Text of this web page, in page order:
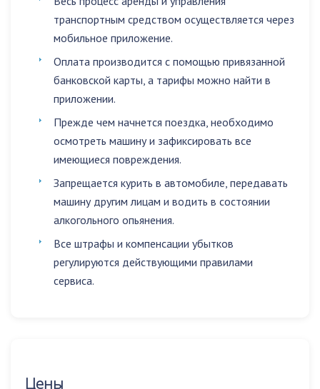
транспортным средством осуществляется через
мобильное приложение.
Оплата производится с помощью привязанной
банковской карты, а тарифы можно найти в
приложении.
Прежде чем начнется поездка, необходимо
осмотреть машину и зафиксировать все
имеющиеся повреждения.
Запрещается курить в автомобиле, передавать
машину другим лицам и водить в состоянии
алкогольного опьянения.
Все штрафы и компенсации убытков
регулируются действующими правилами
сервиса.
Цены